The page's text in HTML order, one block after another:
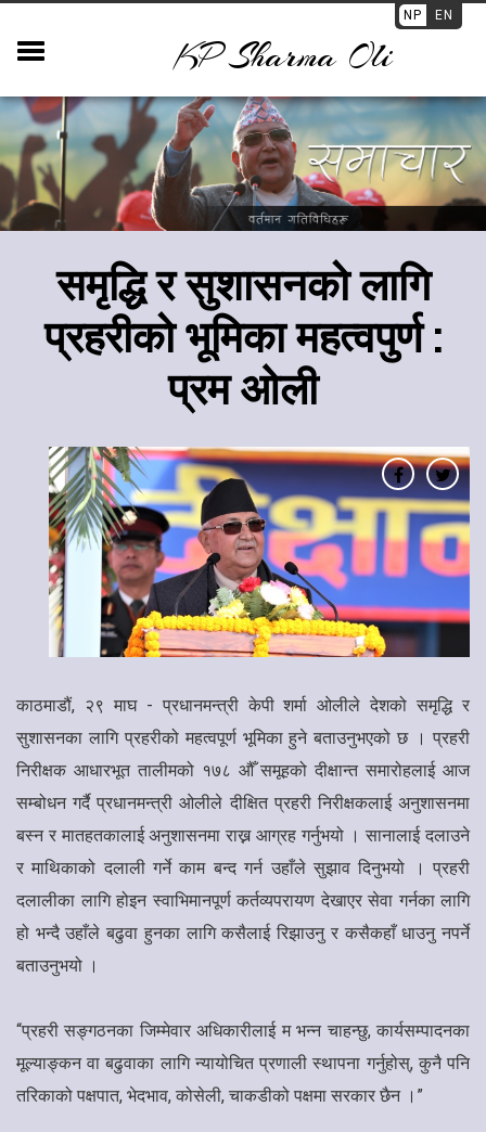
NP EN
KP Sharma Oli
​समृद्धि र सुशासनको लागि
प्रहरीको भूमिका महत्वपुर्ण :
प्रम ओली
काठमाडौं, २९ माघ - प्रधानमन्त्री केपी शर्मा ओलीले देशको समृद्धि र
सुशासनका लागि प्रहरीको महत्वपूर्ण भूमिका हुने बताउनुभएको छ । प्रहरी
निरीक्षक आधारभूत तालीमको १७८ औँ समूहको दीक्षान्त समारोहलाई आज
सम्बोधन गर्दै प्रधानमन्त्री ओलीले दीक्षित प्रहरी निरीक्षकलाई अनुशासनमा
बस्न र मातहतकालाई अनुशासनमा राख्न आग्रह गर्नुभयो । सानालाई दलाउने
र माथिकाको दलाली गर्ने काम बन्द गर्न उहाँले सुझाव दिनुभयो । प्रहरी
दलालीका लागि होइन स्वाभिमानपूर्ण कर्तव्यपरायण देखाएर सेवा गर्नका लागि
हो भन्दै उहाँले बढुवा हुनका लागि कसैलाई रिझाउनु र कसैकहाँ धाउनु नपर्ने
बताउनुभयो ।
“प्रहरी सङ्गठनका जिम्मेवार अधिकारीलाई म भन्न चाहन्छु, कार्यसम्पादनका
मूल्याङ्कन वा बढुवाका लागि न्यायोचित प्रणाली स्थापना गर्नुहोस्, कुनै पनि
तरिकाको पक्षपात, भेदभाव, कोसेली, चाकडीको पक्षमा सरकार छैन ।”